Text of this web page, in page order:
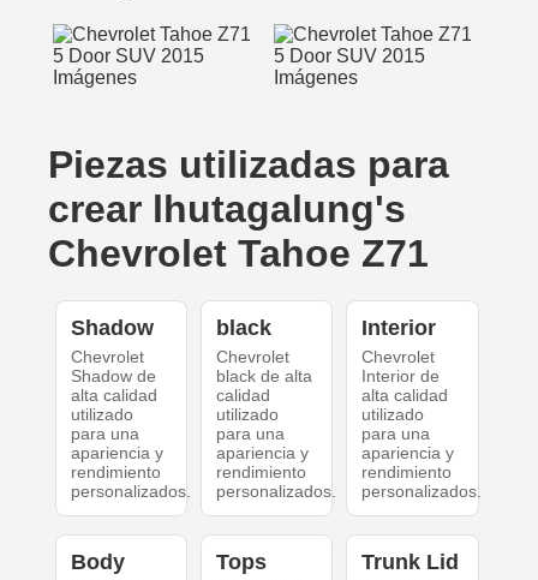
Piezas utilizadas para
crear lhutagalung's
Chevrolet Tahoe Z71
Shadow
Chevrolet
Shadow de
alta calidad
utilizado
para una
apariencia y
rendimiento
personalizados.
black
Chevrolet
black de alta
calidad
utilizado
para una
apariencia y
rendimiento
personalizados.
Interior
Chevrolet
Interior de
alta calidad
utilizado
para una
apariencia y
rendimiento
personalizados.
Body Tops Trunk Lid